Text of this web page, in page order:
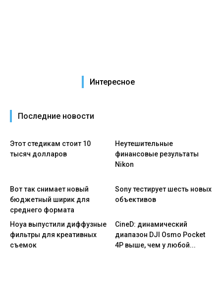
Интересное
Последние новости
Этот стедикам стоит 10
тысяч долларов
Неутешительные
финансовые результаты
Nikon
Вот так снимает новый
бюджетный ширик для
среднего формата
Sony тестирует шесть новых
объективов
Hoya выпустили диффузные
фильтры для креативных
съемок
CineD: динамический
диапазон DJI Osmo Pocket
4P выше, чем у любой...